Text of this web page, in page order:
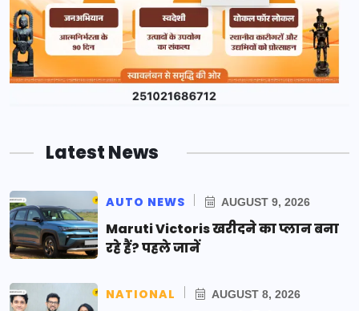
Latest News
AUTO NEWS AUGUST 9, 2026
Maruti Victoris खरीदने का प्लान बना
रहे हैं? पहले जानें
NATIONAL AUGUST 8, 2026